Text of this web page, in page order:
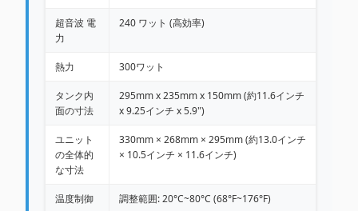
超音波 電
力
240 ワット (高効率)
熱力 300ワット
タンク内
面の寸法
295mm x 235mm x 150mm (約11.6インチ
x 9.25インチ x 5.9")
ユニット
の全体的
な寸法
330mm × 268mm × 295mm (約13.0インチ
× 10.5インチ × 11.6インチ)
温度制御 調整範囲: 20°C~80°C (68°F~176°F)